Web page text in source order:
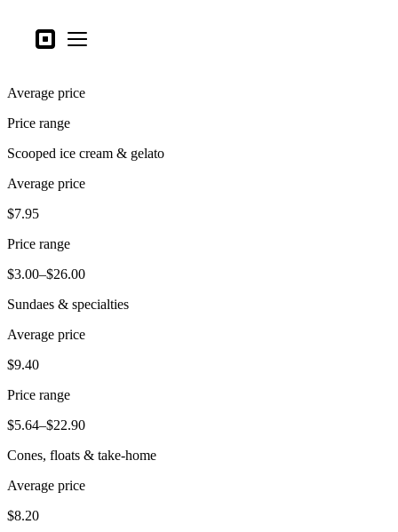
SquareOpen menu
Tipos de negocio
Hardware
Precios
Lo último
Atención al Cliente
Search
Tipos de negocio
Belleza
Servicios
Todos los tipos de negocio
Average price
Price range
Scooped ice cream & gelato
Average price
$7.95
Price range
$3.00–$26.00
Sundaes & specialties
Average price
$9.40
Price range
$5.64–$22.90
Cones, floats & take-home
Average price
$8.20